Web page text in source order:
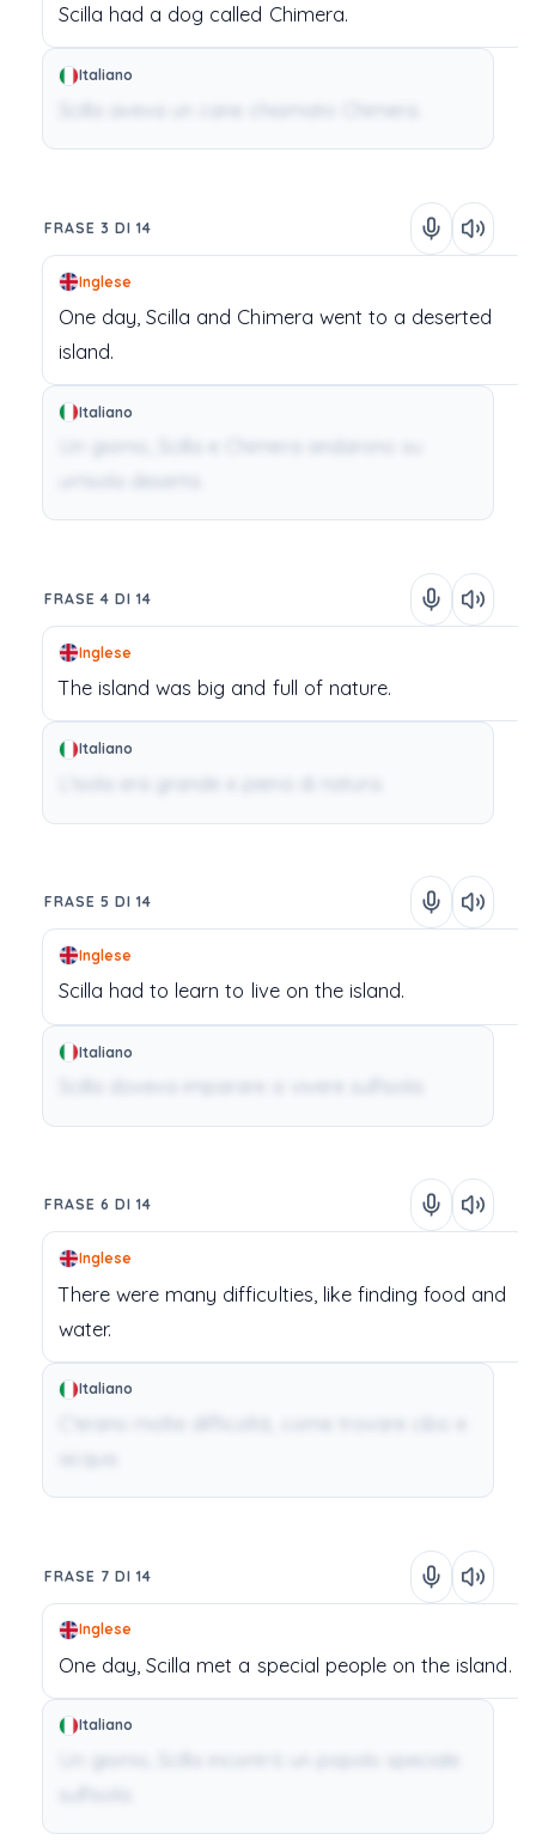
Scilla had a dog called Chimera.
Italiano
FRASE 3 DI 14
Inglese
One day, Scilla and Chimera went to a deserted
island.
Italiano
FRASE 4 DI 14
Inglese
The islandwas big and full of nature.
Italiano
FRASE 5 DI 14
Inglese
Scilla had to learnto live on the island.
Italiano
FRASE 6 DI 14
Inglese
There were many difficulties, like finding food and
water.
Italiano
FRASE 7 DI 14
Inglese
One day, Scilla met a special people on the island.
Italiano
Un giorno, Scilla incontrò un popolo speciale